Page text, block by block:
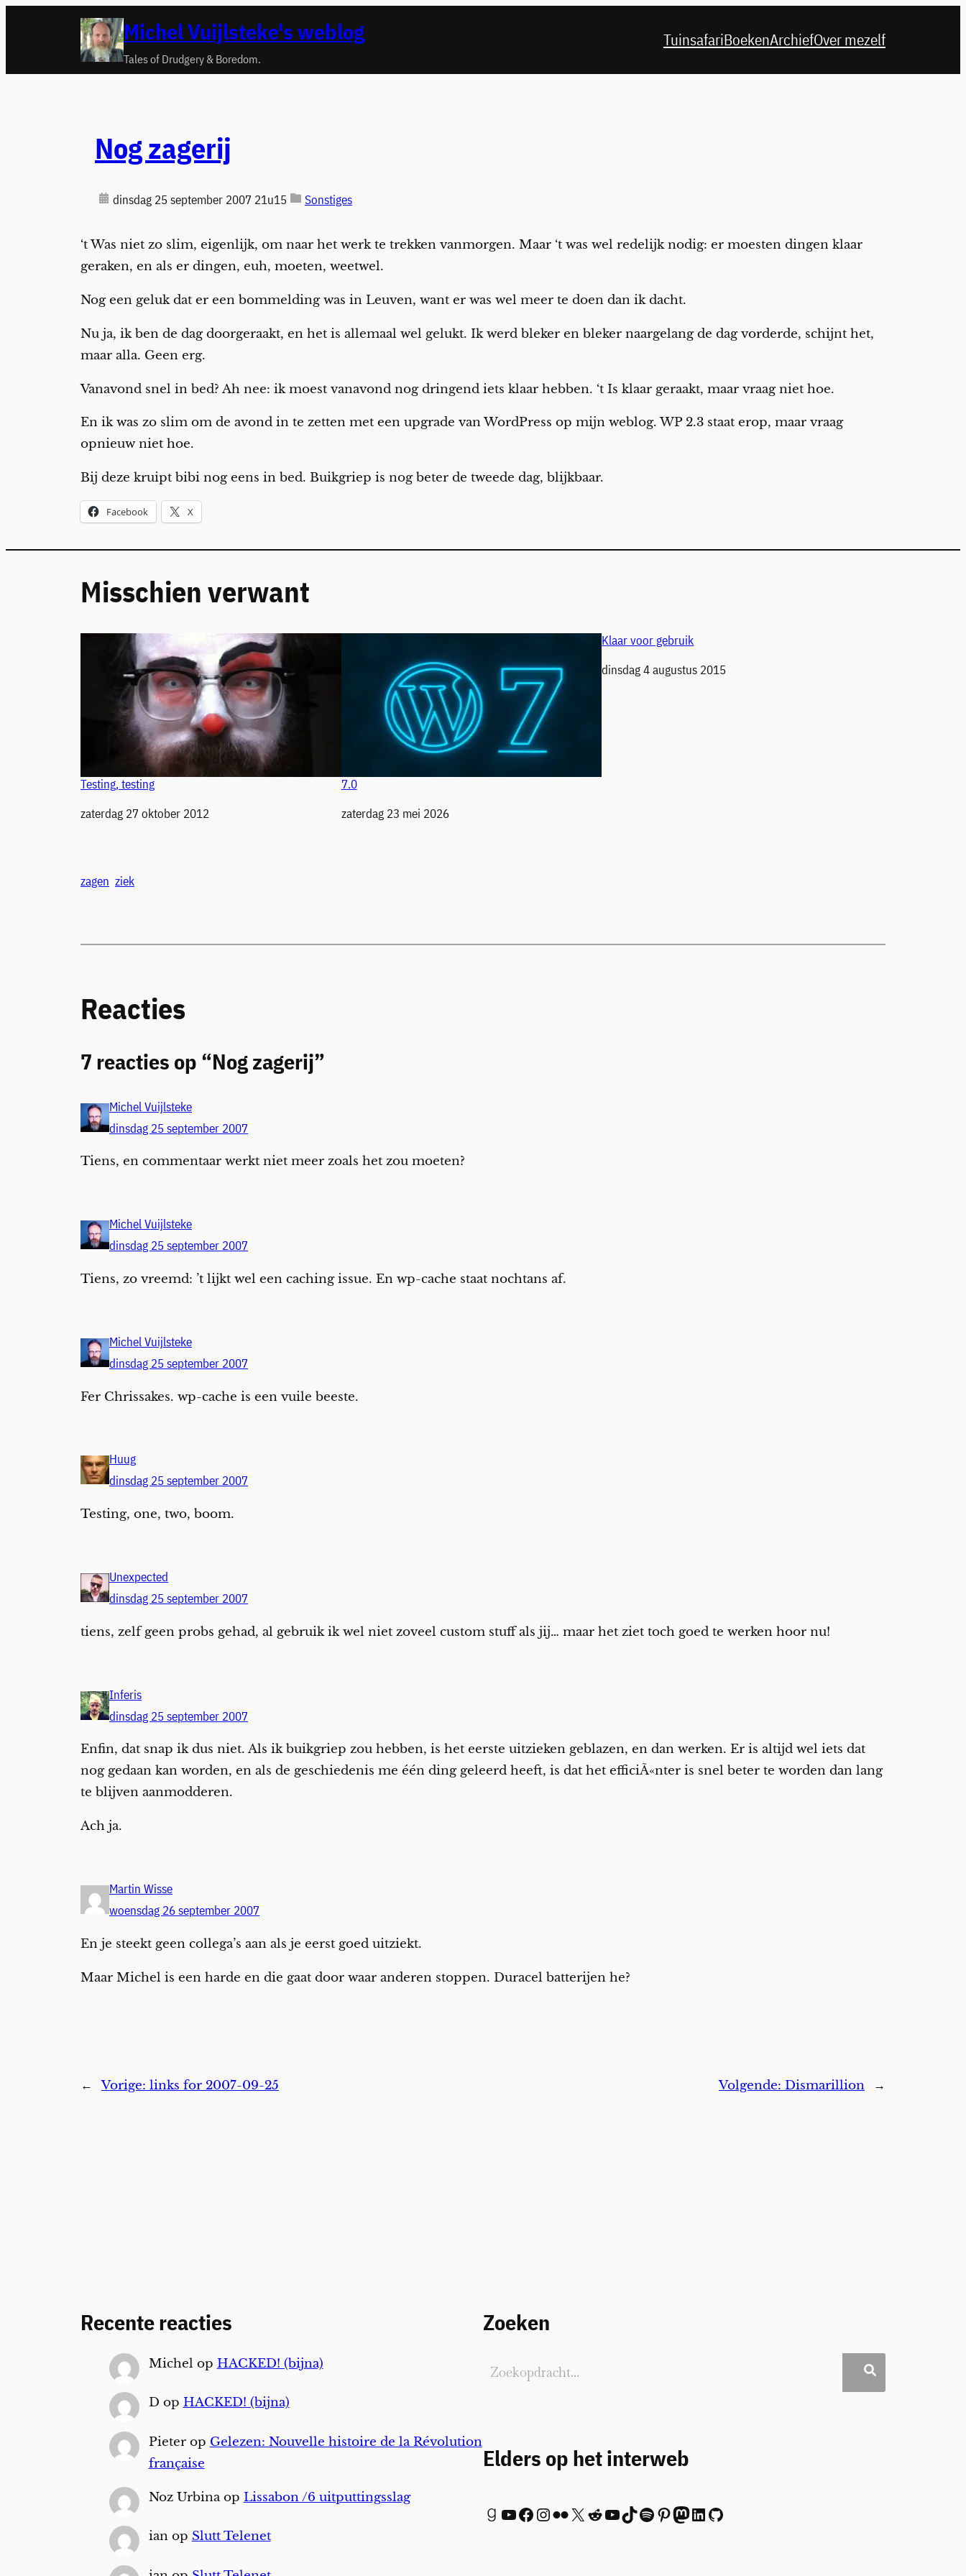
Michel Vuijlsteke's weblog
Tales of Drudgery & Boredom.
TuinsafariBoekenArchiefOver mezelf
Nog zagerij
dinsdag 25 september 2007 21u15 Sonstiges
‘t Was niet zo slim, eigenlijk, om naar het werk te trekken vanmorgen. Maar ‘t was wel redelijk nodig: er moesten dingen klaar
geraken, en als er dingen, euh, moeten, weetwel.
Nog een geluk dat er een bommelding was in Leuven, want er was wel meer te doen dan ik dacht.
Nu ja, ik ben de dag doorgeraakt, en het is allemaal wel gelukt. Ik werd bleker en bleker naargelang de dag vorderde, schijnt het,
maar alla. Geen erg.
Vanavond snel in bed? Ah nee: ik moest vanavond nog dringend iets klaar hebben. ‘t Is klaar geraakt, maar vraag niet hoe.
En ik was zo slim om de avond in te zetten met een upgrade van WordPress op mijn weblog. WP 2.3 staat erop, maar vraag
opnieuw niet hoe.
Bij deze kruipt bibi nog eens in bed. Buikgriep is nog beter de tweede dag, blijkbaar.
Facebook X
Misschien verwant
Testing, testing
Datum
zaterdag 27 oktober 2012
7.0
Datum
zaterdag 23 mei 2026
Klaar voor gebruik
Datum
dinsdag 4 augustus 2015
zagen ziek
Reacties
7 reacties op “Nog zagerij”
Michel Vuijlsteke
dinsdag 25 september 2007
Tiens, en commentaar werkt niet meer zoals het zou moeten?
Michel Vuijlsteke
dinsdag 25 september 2007
Tiens, zo vreemd: ’t lijkt wel een caching issue. En wp-cache staat nochtans af.
Michel Vuijlsteke
dinsdag 25 september 2007
Fer Chrissakes. wp-cache is een vuile beeste.
Huug
dinsdag 25 september 2007
Testing, one, two, boom.
Unexpected
dinsdag 25 september 2007
tiens, zelf geen probs gehad, al gebruik ik wel niet zoveel custom stuff als jij… maar het ziet toch goed te werken hoor nu!
Inferis
dinsdag 25 september 2007
Enfin, dat snap ik dus niet. Als ik buikgriep zou hebben, is het eerste uitzieken geblazen, en dan werken. Er is altijd wel iets dat
nog gedaan kan worden, en als de geschiedenis me één ding geleerd heeft, is dat het efficiÃ«nter is snel beter te worden dan lang
te blijven aanmodderen.
Ach ja.
Martin Wisse
woensdag 26 september 2007
En je steekt geen collega’s aan als je eerst goed uitziekt.
Maar Michel is een harde en die gaat door waar anderen stoppen. Duracel batterijen he?
← Vorige: links for 2007-09-25 Volgende: Dismarillion →
Recente reacties
Michel op HACKED! (bijna)
D op HACKED! (bijna)
Pieterop Gelezen: Nouvelle histoire de la Révolution
française
Noz Urbinaop Lissabon /6 uitputtingsslag
ianop Slutt Telenet
Zoeken
Elders op het interweb
Goodreads YouTube Facebook InstagramFlickr X Reddit YouTube TikTok Spotify Pinterest Mastodon LinkedIn GitHub